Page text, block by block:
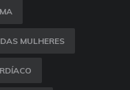
MULHERES